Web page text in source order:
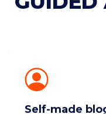
Self-made